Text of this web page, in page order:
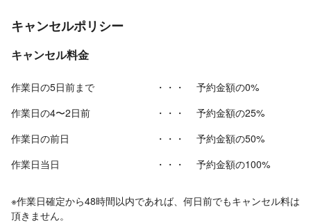
キャンセルポリシー
キャンセル料金
作業日の5日前まで ・・・
予約金額の0%
作業日の4〜2日前
・・・
予約金額の25%
作業日の前日
・・・
予約金額の50%
作業日当日
・・・ 予約金額の100%
※作業日確定から48時間以内であれば、何日前でもキャンセル料は
頂きません。